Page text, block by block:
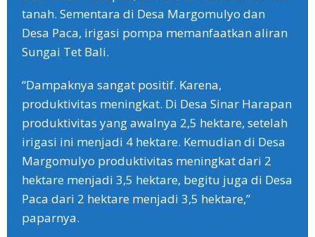
tanah. Sementara di Desa Margomulyo dan
Desa Paca, irigasi pompa memanfaatkan aliran
Sungai Tet Bali.
“Dampaknya sangat positif. Karena,
produktivitas meningkat. Di Desa Sinar Harapan
produktivitas yang awalnya 2,5 hektare, setelah
irigasi ini menjadi 4 hektare. Kemudian di Desa
Margomulyo produktivitas meningkat dari 2
hektare menjadi 3,5 hektare, begitu juga di Desa
Paca dari 2 hektare menjadi 3,5 hektare,”
paparnya.